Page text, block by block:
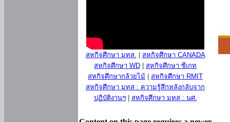
สหกิจศึกษา มทส.
สหกิจศึกษา CANADA
สหกิจศึกษา WD
สหกิจศึกษา ซีเกท
สหกิจศึกษากล้วยไม้
สหกิจศึกษา RMIT
สหกิจศึกษา มทส : ความรู้สึกหลังกลับจาก
ปฏิบัติงานฯ| สหกิจศึกษา มทส : นศ.